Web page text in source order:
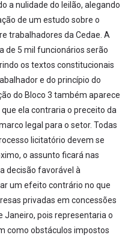
a nulidade do leilão, alegando
de um estudo sobre o
trabalhadores da Cedae. A
de 5 mil funcionários serão
os textos constitucionais
e do princípio do
do Bloco 3 também aparece
ela contraria o preceito da
legal para o setor. Todas
licitatório devem se
o assunto ficará nas
decisão favorável à
um efeito contrário no que
privadas em concessões
Janeiro, pois representaria o
como obstáculos impostos